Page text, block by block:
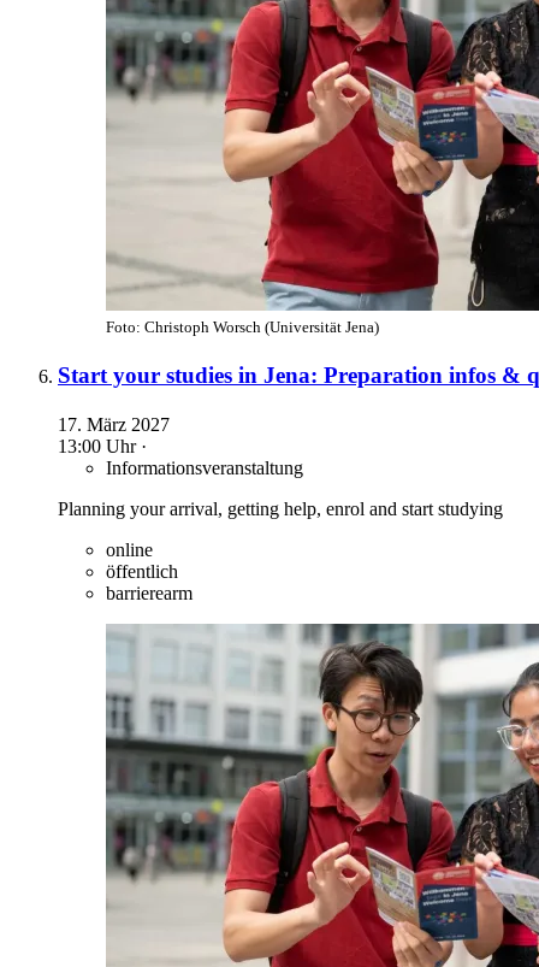
Foto: Christoph Worsch (Universität Jena)
Start your studies in Jena: Preparation infos &
17. März 2027
13:00 Uhr ·
Informationsveranstaltung
Planning your arrival, getting help, enrol and start studying
online
öffentlich
barrierearm